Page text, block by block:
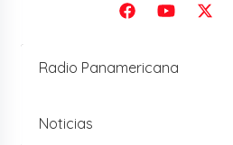
Radio Panamericana
Noticias